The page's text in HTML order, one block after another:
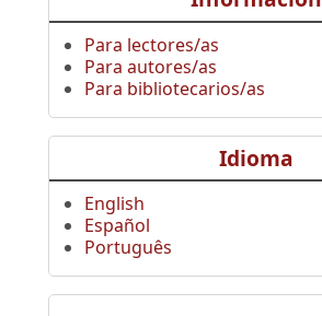
Para lectores/as
Para autores/as
Para bibliotecarios/as
Idioma
English
Español
Português